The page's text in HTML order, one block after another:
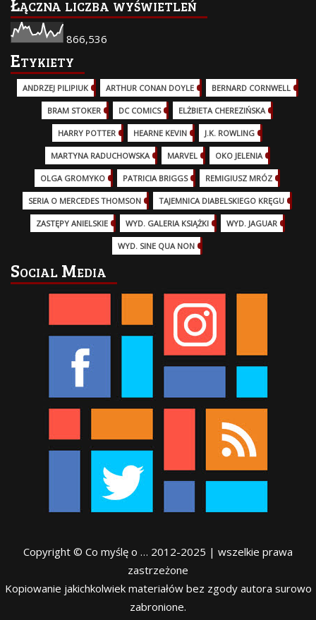
866,536
Etykiety
ANDRZEJ PILIPIUK (29)ARTHUR CONAN DOYLE BERNARD CORNWELL
BRAM STOKER DC COMICS (17)ELŻBIETA CHEREZIŃSKA
HARRY POTTER (13)HEARNE KEVIN J.K. ROWLING
MARTYNA RADUCHOWSKA MARVEL (32)OKO JELENIA
OLGA GROMYKO PATRICIA BRIGGS (12)REMIGIUSZ MRÓZ
SERIA O MERCEDES THOMSON (11)TAJEMNICA DIABELSKIEGO KRĘGU
ZASTĘPY ANIELSKIE WYD. GALERIA KSIĄŻKI WYD. JAGUAR
WYD. SINE QUA NON
Social Media
Copyright © Co myślę o … 2012-2025 | wszelkie prawa
zastrzeżone
Kopiowanie jakichkolwiek materiałów bez zgody autora surowo
zabronione.